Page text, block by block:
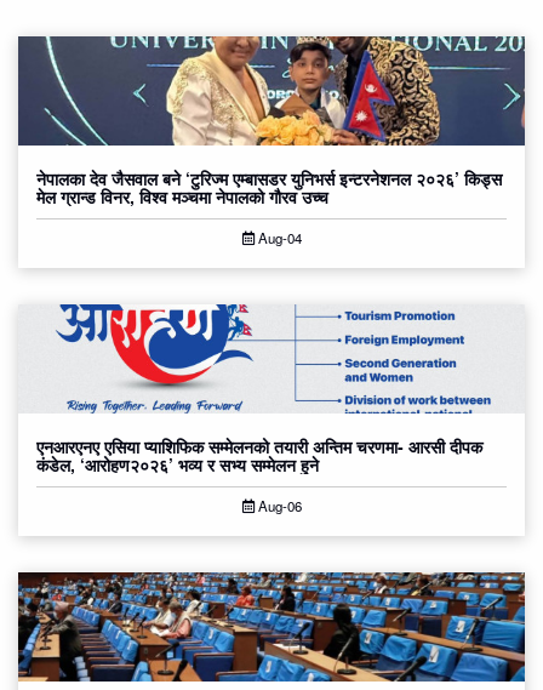
नेपालका देव जैसवाल बने ‘टुरिज्म एम्बासडर युनिभर्स इन्टरनेशनल २०२६’ किड्स
मेल ग्रान्ड विनर, विश्व मञ्चमा नेपालको गौरव उच्च
Aug-04
एनआरएनए एसिया प्याशिफिक सम्मेलनको तयारी अन्तिम चरणमा- आरसी दीपक
कंडेल, ‘आरोहण२०२६’ भव्य र सभ्य सम्मेलन हुने
Aug-06